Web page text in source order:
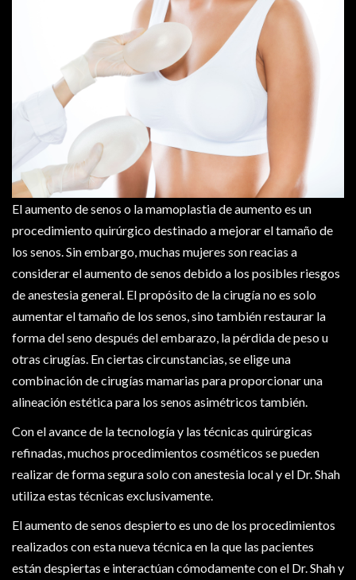
El aumento de senos o la mamoplastia de aumento es un
procedimiento quirúrgico destinado a mejorar el tamaño de
los senos. Sin embargo, muchas mujeres son reacias a
considerar el aumento de senos debido a los posibles riesgos
de anestesia general. El propósito de la cirugía no es solo
aumentar el tamaño de los senos, sino también restaurar la
forma del seno después del embarazo, la pérdida de peso u
otras cirugías. En ciertas circunstancias, se elige una
combinación de cirugías mamarias para proporcionar una
alineación estética para los senos asimétricos también.
Con el avance de la tecnología y las técnicas quirúrgicas
refinadas, muchos procedimientos cosméticos se pueden
realizar de forma segura solo con anestesia local y el Dr. Shah
utiliza estas técnicas exclusivamente.
El aumento de senos despierto es uno de los procedimientos
realizados con esta nueva técnica en la que las pacientes
están despiertas e interactúan cómodamente con el Dr. Shah y